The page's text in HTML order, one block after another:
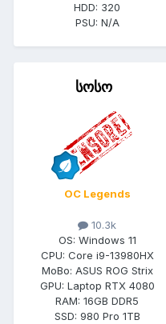
HDD: 320
PSU: N/A
სოსო
OC Legends
10.3k
OS: Windows 11
CPU: Core i9-13980HX
MoBo: ASUS ROG Strix
GPU: Laptop RTX 4080
RAM: 16GB DDR5
SSD: 980 Pro 1TB